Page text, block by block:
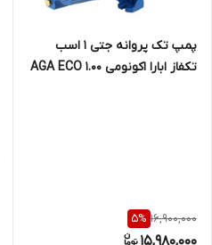
پمپ تک پروانه جتی 1 اسب
تکفاز ابارا اکونومی AGA ECO 1.00
16,900,000
5%